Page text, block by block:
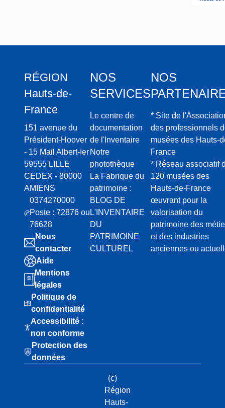
RÉGION
Hauts-de-
France
151 avenue du
Président-Hoover
- 15 Mail Albert-Ier
59555 LILLE
CEDEX - 80000
AMIENS
0374270000
Poste : 72876 ou
76628
Nous
contacter
Aide
Mentions
légales
Politique de
confidentialité
Accessibilité :
non conforme
Protection des
données
NOS
SERVICES
Le centre de
documentation
de l'Inventaire
Notre
photothèque
La Fabrique du
patrimoine :
BLOG DE
L'INVENTAIRE
DU
PATRIMOINE
CULTUREL
NOS
* Site de
des professionnels
musées des Hauts-
France
* Réseau associatif
120 musées des
Hauts-de-France
œuvrant pour la
valorisation du
patrimoine des
et des industries
anciennes ou
(c)
Région
Hauts-